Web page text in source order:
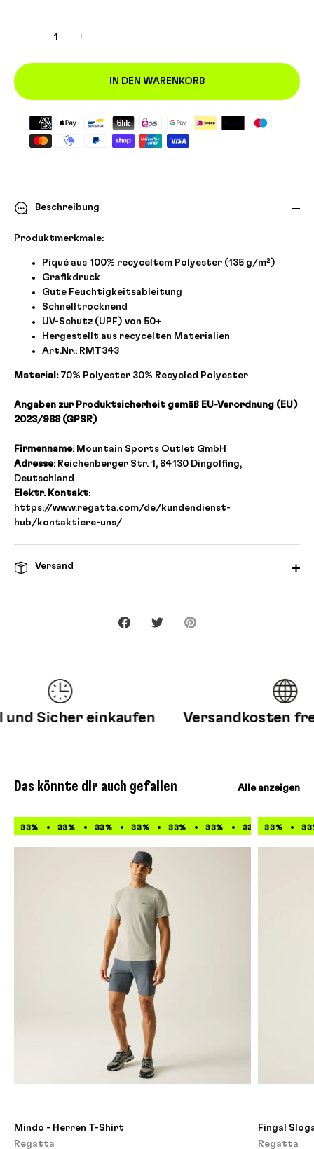
− +
IN DEN WARENKORB
Beschreibung
Produktmerkmale:
Piqué aus 100% recyceltem Polyester (135 g/m²)
Grafikdruck
Gute Feuchtigkeitsableitung
Schnelltrocknend
UV-Schutz (UPF) von 50+
Hergestellt aus recycelten Materialien
Art.Nr.: RMT343
Material:70% Polyester 30% Recycled Polyester
Angaben zur Produktsicherheit gemäß EU-Verordnung (EU)
2023/988 (GPSR)
Firmenname: Mountain Sports Outlet GmbH
Adresse: Reichenberger Str. 1, 84130 Dingolfing,
Deutschland
Elektr. Kontakt:
https://www.regatta.com/de/kundendienst-
hub/kontaktiere-uns/
Versand
Teilen TwitternPinnen
Sicher einkaufen Versandkosten frei
Das könnte dir auch gefallen Alle anzeigen
33% 33% 33% 33% 33% 33% 33% 33%
Mindo - Herren T-Shirt
Regatta
33%
Fingal
Regatta